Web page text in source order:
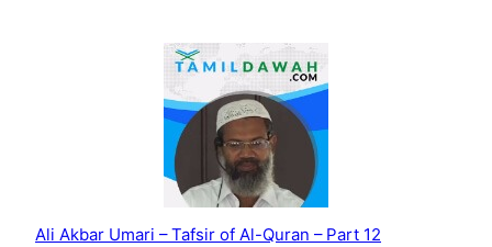
Ali Akbar Umari – Tafsir of Al-Quran – Part 12